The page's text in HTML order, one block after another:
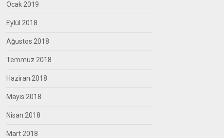
Ocak 2019
Eylül 2018
Ağustos 2018
Temmuz 2018
Haziran 2018
Mayıs 2018
Nisan 2018
Mart 2018